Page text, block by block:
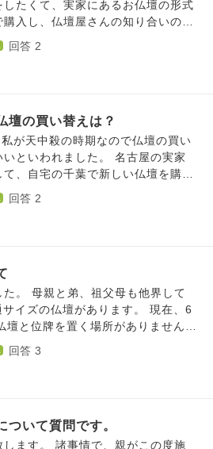
していましが、ご先祖様への作法
す。その他、水に関して補足がござ
です。 そこから家賃を引くと21
ています。 物価高騰の波がきて生
まいます。 母と仏壇のことで話
発狂するので半分諦めています。
母をいい気持ちで考えられなくな
されました。 正直タバコもやめて
は言いますが、自分と比べて意欲
お聞きしたいことは LEDロー
メなのでしょうか...？ 家の仏壇で
は本物の花や線香が必要だとは思
したくて、実家にあるお仏壇の形式
入し、仏壇屋さんの知り合いのお
代々の霊位のご位牌も、開眼してい
すがとても親切にしてくださいまし
した。真言宗のお寺でした。ぜ
だけたら、と思ったのですが、
派です。直接聞くのも、なんとな
すいません。仏壇は買い替えたほ
回答 2
壇の買い替えは？
が天中殺の時期なので仏壇の買い
といわれました。 名古屋の実家
、自宅の千葉で新しい仏壇を購入
えていました。実家の宗派は浄土真
仏壇を触らないほうがいい。とい
した。 どのように考えるのがよ
回答 2
他界して
の仏壇があります。 現在、6
と位牌を置く場所がありません。
ないのでこのまま持っていてもそれ
いので
ドバイスいただけますでしょう
回答 3
ついて質問です。
します。 諸事情で、親がこの度施